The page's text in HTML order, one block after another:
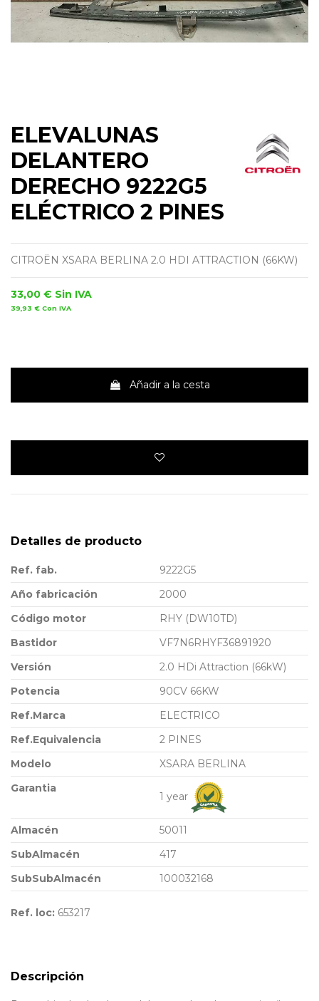
ELEVALUNAS
DELANTERO
DERECHO 9222G5
ELÉCTRICO 2 PINES
CITROËN XSARA BERLINA 2.0 HDI ATTRACTION (66KW)
33,00 € Sin IVA
39,93 € Con IVA
Añadir a la cesta
Detalles de producto
Ref. fab.
9222G5
Año fabricación
2000
Código motor
RHY (DW10TD)
Bastidor
VF7N6RHYF36891920
Versión
2.0 HDi Attraction (66kW)
Potencia
90CV 66KW
Ref.Marca
ELECTRICO
Ref.Equivalencia
2 PINES
Modelo
XSARA BERLINA
Garantia
1 year
Almacén
50011
SubAlmacén
417
SubSubAlmacén
100032168
Ref. loc: 653217
Descripción